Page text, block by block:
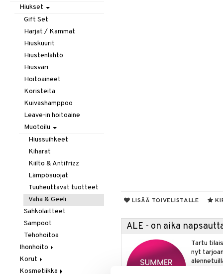
LISÄÄ TOIVELISTALLE
ALE - on aika
Tartu
nyt
Hiukset
Gift Set
Harjat / Kammat
Hiuskuurit
Hiustenlähtö
Hiusväri
Hoitoaineet
Koristeita
Kuivashamppoo
Leave-in hoitoaine
Muotoilu
Hiussuihkeet
Kiharat
Kiilto & Antifrizz
Lämpösuojat
Tuuheuttavat tuotteet
Vaha & Geeli
Sähkölaitteet
Sampoot
Tehohoitoa
Ihonhoito
Aurinkotuotteet
Erikoistuotteet
Korut
Kaulakorut
Kosmetiikka